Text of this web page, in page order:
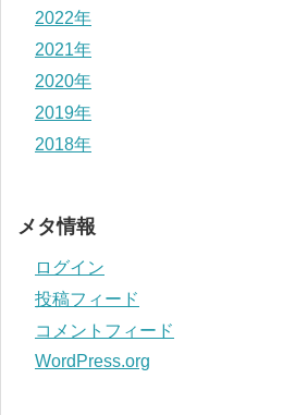
2022年
2021年
2020年
2019年
2018年
メタ情報
ログイン
投稿フィード
コメントフィード
WordPress.org